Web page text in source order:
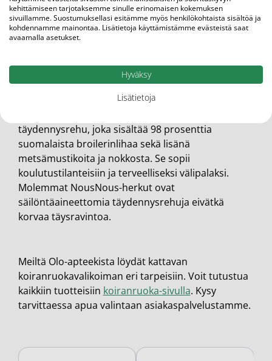
NousNous pienet naudan lihakuutiot 100 govat
viljattomia täydennysrehuja koulutusmakupaloiksi
tai herkuiksi nappuloiden sekaan. Ne sisältävät
eurooppalaisista raaka-aineista.
täydennysrehu, joka sisältää 98 prosenttia
suomalaista broilerinlihaa sekä lisänä
metsämustikoita ja nokkosta. Se sopii
koulutustilanteisiin ja terveelliseksi välipalaksi.
Molemmat NousNous-herkut ovat
säilöntäaineettomia täydennysrehuja eivätkä
korvaa täysravintoa.
Meiltä Olo-apteekista löydät kattavan
koiranruokavalikoiman eri tarpeisiin. Voit tutustua
kaikkiin tuotteisiin koiranruoka-sivulla. Kysy
tarvittaessa apua valintaan asiakaspalvelustamme.
kehittämiseen tarjotaksemme sinulle erinomaisen kokemuksen
sivuillamme. Suostumuksellasi esitämme myös henkilökohtaista sisältöä ja
kohdennamme mainontaa. Lisätietoja käyttämistämme evästeistä saat
avaamalla asetukset.
Hyväksy
Lisätietoja